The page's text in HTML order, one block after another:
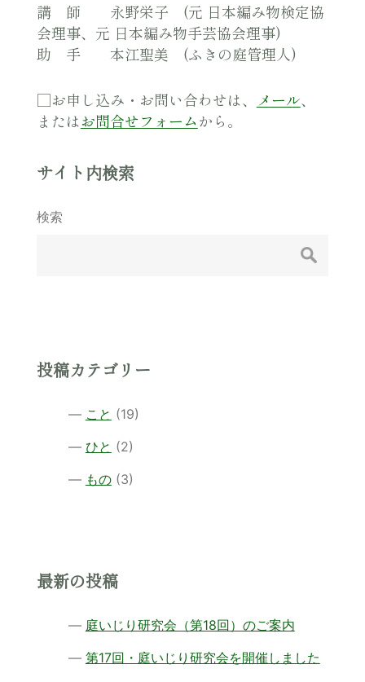
講 師 永野栄子 (元 日本編み物検定協
会理事、元 日本編み物手芸協会理事)
助 手 本江聖美 (ふきの庭管理人)
□お申し込み・お問い合わせは、 メール、
またはお問合せフォームから。
サイト内検索
検索
投稿カテゴリー
こと (19)
ひと (2)
もの(3)
最新の投稿
庭いじり研究会（第18回）のご案内
第17回・庭いじり研究会を開催しました